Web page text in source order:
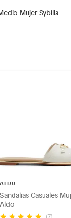
productos para
tecnología,
Mujer Sybilla
ALDO
Sandalias Casuales
Aldo
(7)